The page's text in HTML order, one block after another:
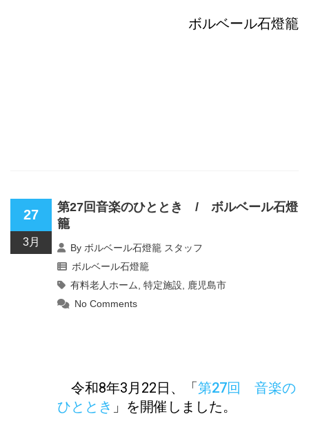
ボルベール石燈籠
27
3月
第27回音楽のひととき / ボルベール石燈
籠
Byボルベール石燈籠 スタッフ
ボルベール石燈籠
有料老人ホーム,特定施設, 鹿児島市
No Comments
令和8年3月22日、「第27回 音楽の
ひととき 」を開催しました。